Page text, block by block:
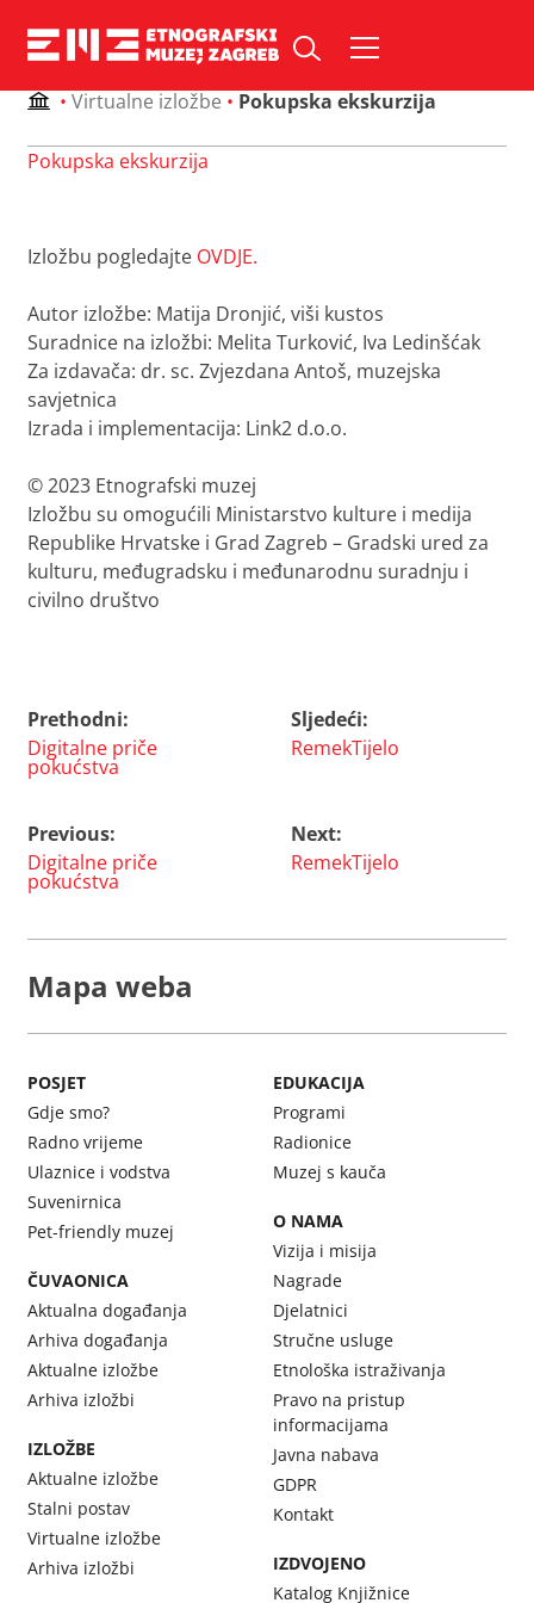
• Virtualne izložbe • Pokupska ekskurzija
Pokupska ekskurzija
Izložbu pogledajte OVDJE.
Autor izložbe: Matija Dronjić, viši kustos
Suradnice na izložbi: Melita Turković, Iva Ledinšćak
Za izdavača: dr. sc. Zvjezdana Antoš, muzejska
savjetnica
Izrada i implementacija: Link2 d.o.o.
© 2023 Etnografski muzej
Izložbu su omogućili Ministarstvo kulture i medija
Republike Hrvatske i Grad Zagreb – Gradski ured za
kulturu, međugradsku i međunarodnu suradnju i
civilno društvo
Navigacija
objava
Prethodni:
Digitalne priče
pokućstva
Sljedeći:
RemekTijelo
Navigacija
objava
Previous:
Digitalne priče
pokućstva
Next:
RemekTijelo
Mapa weba
POSJET
Gdje smo?
Radno vrijeme
Ulaznice i vodstva
Suvenirnica
Pet-friendly muzej
ČUVAONICA
Aktualna događanja
Arhiva događanja
Aktualne izložbe
Arhiva izložbi
IZLOŽBE
Aktualne izložbe
Stalni postav
Virtualne izložbe
Arhiva izložbi
EDUKACIJA
Programi
Radionice
Muzej s kauča
O NAMA
Vizija i misija
Nagrade
Djelatnici
Stručne usluge
Etnološka istraživanja
Pravo na pristup
informacijama
Javna nabava
GDPR
Kontakt
IZDVOJENO
Katalog Knjižnice